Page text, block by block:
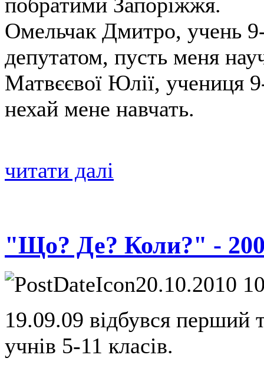
Омельчак Дмитро, учень
депутатом, пусть меня
Матвєєвої Юлії, учениця
нехай мене навчать.
читати далі
"Що? Де? Коли?" -
20.10.2010
19.09.09 відбувся
учнів 5-11 класів.